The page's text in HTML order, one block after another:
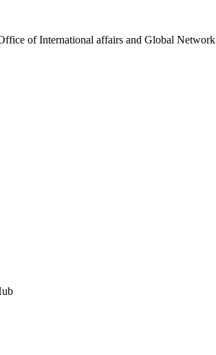
of International affairs and Global Network